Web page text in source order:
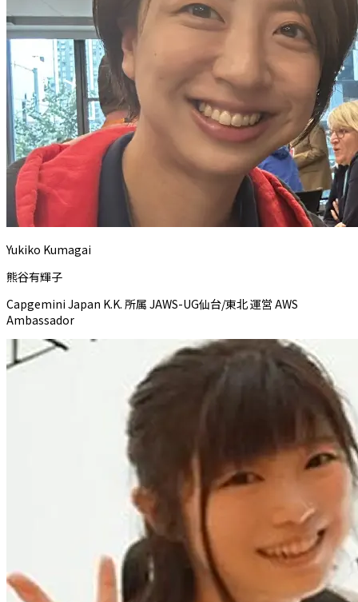
Yukiko Kumagai
熊谷有輝子
Capgemini Japan K.K. 所属 JAWS-UG仙台/東北 運営 AWS
Ambassador